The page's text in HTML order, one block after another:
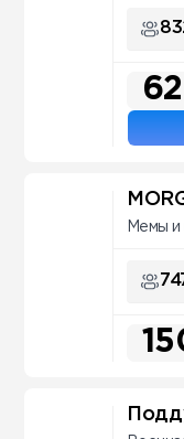
Мемы и